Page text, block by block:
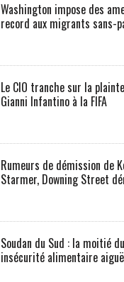
Washington impose des
record aux migrants sans-
Le CIO tranche sur la
Gianni Infantino à la FIFA
Rumeurs de démission de
Starmer, Downing Street
Soudan du Sud : la moitié
insécurité alimentaire aiguë